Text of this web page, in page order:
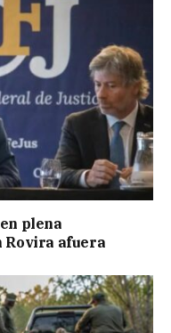
plena
Rovira afuera